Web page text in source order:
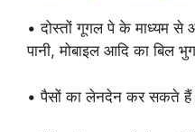
• दोस्तों गूगल पे के माध्यम से
पानी, मोबाइल आदि का बिल
• पैसों का लेनदेन कर सकते